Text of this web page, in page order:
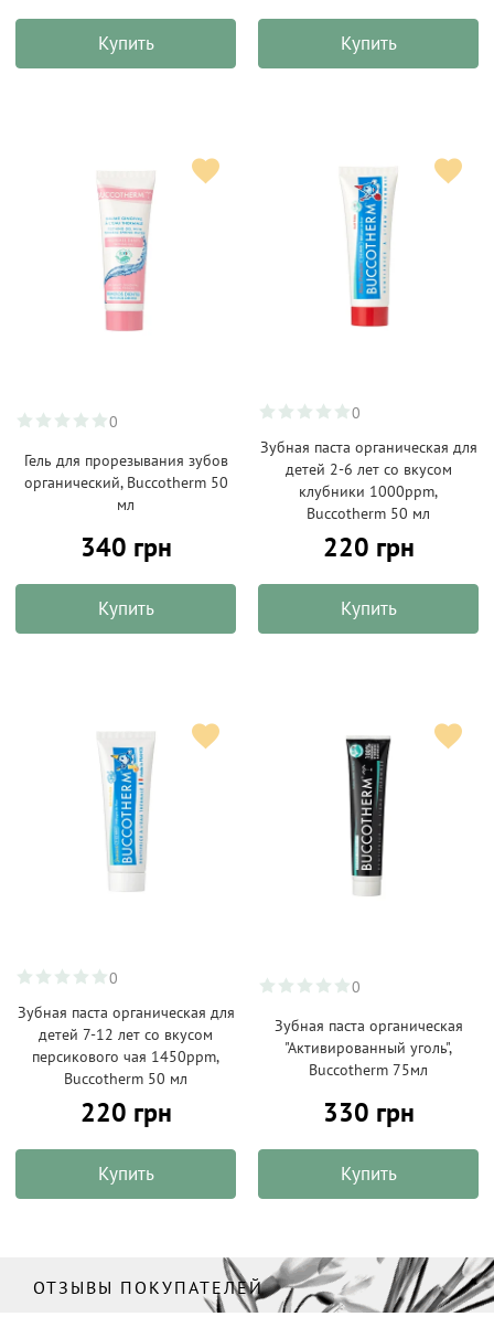
Купить Купить
0
Гель для прорезывания зубов
органический, Buccotherm 50
мл
340 грн
Купить
0
Зубная паста органическая для
детей 2-6 лет со вкусом
клубники 1000ppm,
Buccotherm 50 мл
220 грн
Купить
0
Зубная паста органическая для
детей 7-12 лет со вкусом
персикового чая 1450ppm,
Buccotherm 50 мл
220 грн
Купить
0
Зубная паста органическая
"Активированный уголь",
Buccotherm 75мл
330 грн
Купить
ОТЗЫВЫ ПОКУПАТЕЛЕЙ